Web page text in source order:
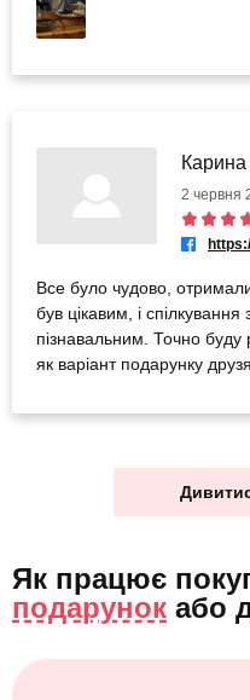
Карина
2 червня
Все було чудово,
був цікавим, і
пізнавальним. Точно
як варіант подарунку
Як працює
подарунок або